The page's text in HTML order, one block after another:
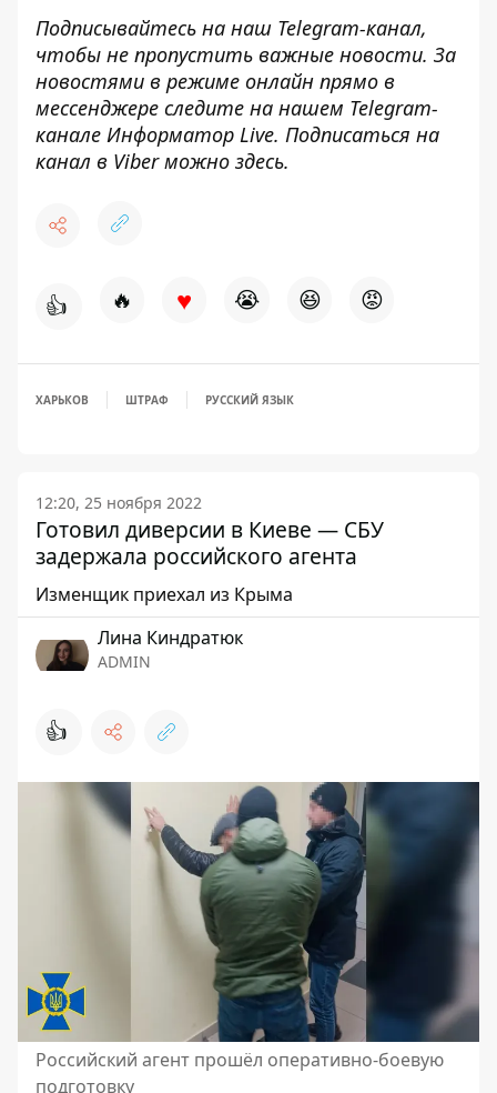
Подписывайтесь на наш Telegram-канал,
чтобы не пропустить важные новости. За
новостями в режиме онлайн прямо в
мессенджере следите на нашем Telegram-
канале Информатор Live. Подписаться на
канал в Viber можно здесь.
👍 🔥 ♥ 😭 😆 😡
ХАРЬКОВ ШТРАФ РУССКИЙ ЯЗЫК
12:20, 25 ноября 2022
Готовил диверсии в Киеве — СБУ
задержала российского агента
Изменщик приехал из Крыма
Лина Киндратюк
ADMIN
👍
Российский агент прошёл оперативно-боевую
подготовку